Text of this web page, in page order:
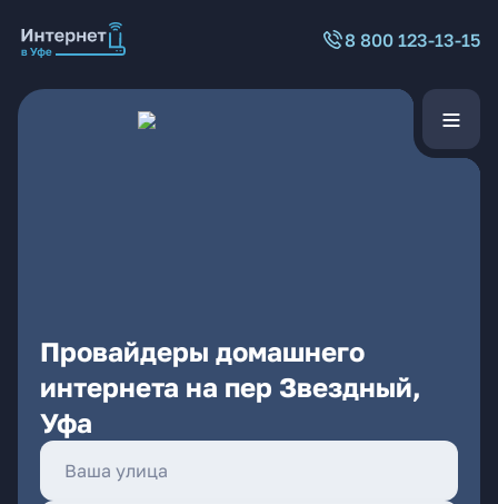
8 800 123-13-15
Провайдеры домашнего
интернета на пер Звездный,
Уфа